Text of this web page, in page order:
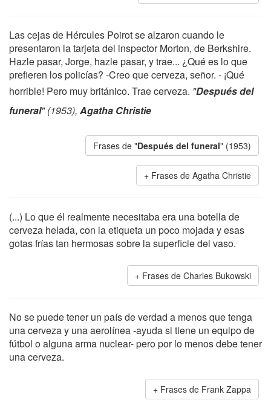
Las cejas de Hércules Poirot se alzaron cuando le
presentaron la tarjeta del inspector Morton, de Berkshire.
Hazle pasar, Jorge, hazle pasar, y trae... ¿Qué es lo que
prefieren los policías? -Creo que cerveza, señor. - ¡Qué
horrible! Pero muy británico. Trae cerveza. "Después del
funeral" (1953), Agatha Christie
Frases de "Después del funeral" (1953)
Frases de Agatha Christie
(...) Lo que él realmente necesitaba era una botella de
cerveza helada, con la etiqueta un poco mojada y esas
gotas frías tan hermosas sobre la superficie del vaso.
Frases de Charles Bukowski
No se puede tener un país de verdad a menos que tenga
una cerveza y una aerolínea -ayuda si tiene un equipo de
fútbol o alguna arma nuclear- pero por lo menos debe tener
una cerveza.
Frases de Frank Zappa